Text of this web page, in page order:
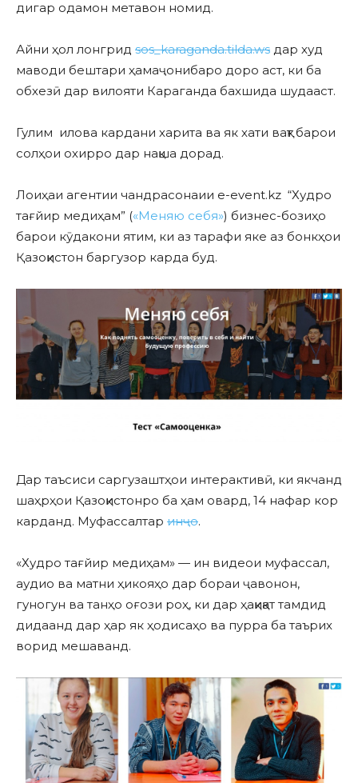
дигар одамон метавон номид.
Айни ҳол лонгрид sos_karaganda.tilda.ws дар худ
маводи бештари ҳамаҷонибаро доро аст, ки ба
обхезӣ дар вилояти Караганда бахшида шудааст.
Гулим илова кардани харита ва як хати вақт барои
солҳои охирро дар нақша дорад.
Лоиҳаи агентии чандрасонаии e-event.kz “Худро
тағйир медиҳам” («Меняю себя») бизнес-бозиҳо
барои кӯдакони ятим, ки аз тарафи яке аз бонкҳои
Қазоқистон баргузор карда буд.
Дар таъсиси саргузаштҳои интерактивӣ, ки якчанд
шаҳрҳои Қазоқистонро ба ҳам овард, 14 нафар кор
карданд. Муфассалтар инҷо.
«Худро тағйир медиҳам» — ин видеои муфассал,
аудио ва матни ҳикояҳо дар бораи ҷавонон,
гуногун ва танҳо оғози роҳ, ки дар ҳақиқат тамдид
дидаанд дар ҳар як ҳодисаҳо ва пурра ба таърих
ворид мешаванд.